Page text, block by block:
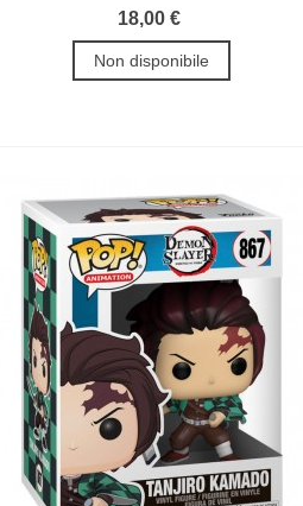
18,00 €
Non disponibile